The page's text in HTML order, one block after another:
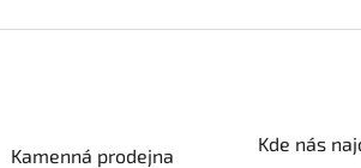
Kamenná prodejna
Kde nás